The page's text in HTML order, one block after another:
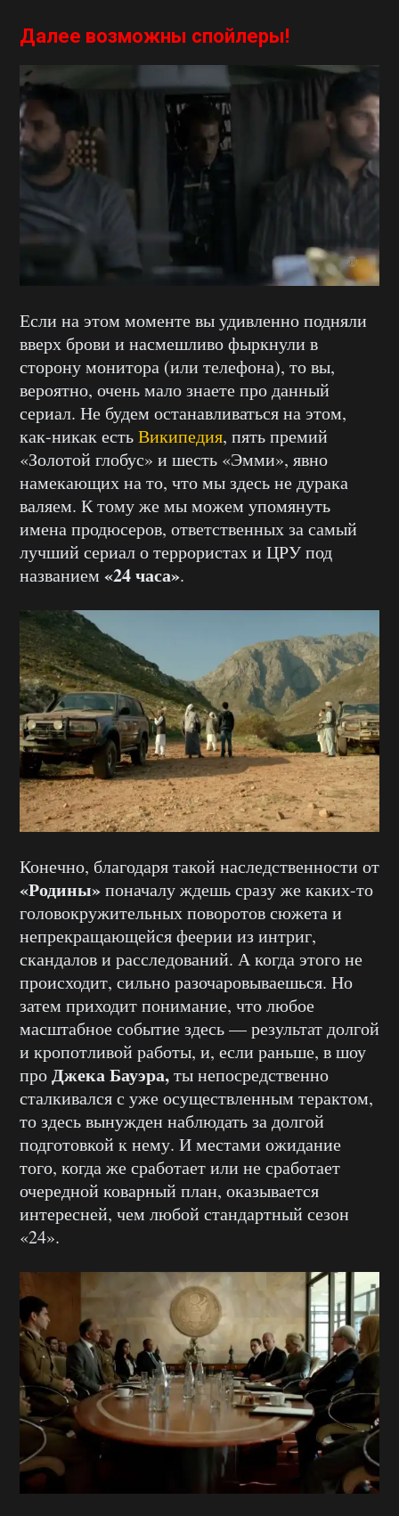
Далее возможны спойлеры!
Если на этом моменте вы удивленно подняли
вверх брови и насмешливо фыркнули в
сторону монитора (или телефона), то вы,
вероятно, очень мало знаете про данный
сериал. Не будем останавливаться на этом,
как-никак естьВикипедия, пять премий
«Золотой глобус» и шесть «Эмми», явно
намекающих на то, что мы здесь не дурака
валяем. К тому же мы можем упомянуть
имена продюсеров, ответственных за самый
лучший сериал о террористах и ЦРУ под
названием «24 часа».
Конечно, благодаря такой наследственности от
«Родины»поначалу ждешь сразу же каких-то
головокружительных поворотов сюжета и
непрекращающейся феерии из интриг,
скандалов и расследований. А когда этого не
происходит, сильно разочаровываешься. Но
затем приходит понимание, что любое
масштабное событие здесь — результат долгой
и кропотливой работы, и, если раньше, в шоу
проДжека Бауэра,ты непосредственно
сталкивался с уже осуществленным терактом,
то здесь вынужден наблюдать за долгой
подготовкой к нему. И местами ожидание
того, когда же сработает или не сработает
очередной коварный план, оказывается
интересней, чем любой стандартный сезон
«24».